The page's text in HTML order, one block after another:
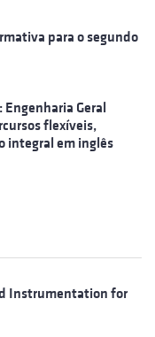
para o segundo
Geral
flexíveis,
integral em inglês
Instrumentation for